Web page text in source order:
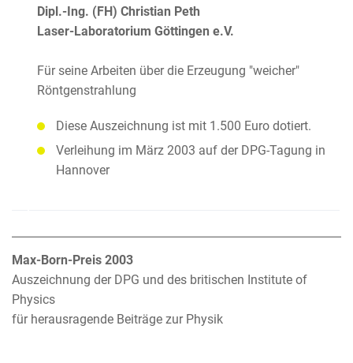
Dipl.-Ing. (FH) Christian Peth
Laser-Laboratorium Göttingen e.V.
Für seine Arbeiten über die Erzeugung "weicher"
Röntgenstrahlung
Diese Auszeichnung ist mit 1.500 Euro dotiert.
Verleihung im März 2003 auf der DPG-Tagung in
Hannover
Max-Born-Preis 2003
Auszeichnung der DPG und des britischen Institute of
Physics
für herausragende Beiträge zur Physik